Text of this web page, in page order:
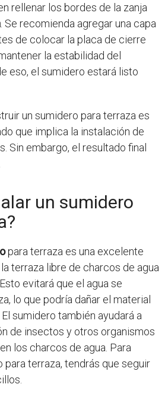
rellenar los bordes de la zanja
. Se recomienda agregar una capa
de colocar la placa de cierre
la estabilidad del
eso, el sumidero estará listo
un sumidero para terraza es
que implica la instalación de
Sin embargo, el resultado final
un sumidero
para terraza es una excelente
terraza libre de charcos de agua
evitará que el agua se
lo que podría dañar el material
sumidero también ayudará a
de insectos y otros organismos
los charcos de agua. Para
para terraza, tendrás que seguir